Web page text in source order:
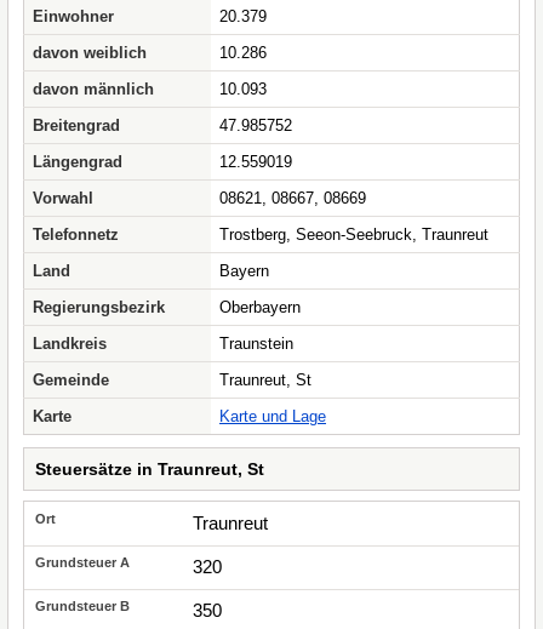
Einwohner
20.379
davon weiblich
10.286
davon männlich
10.093
Breitengrad
47.985752
Längengrad
12.559019
Vorwahl
08621, 08667, 08669
Telefonnetz
Trostberg, Seeon-Seebruck, Traunreut
Land
Bayern
Regierungsbezirk
Oberbayern
Landkreis
Traunstein
Gemeinde
Traunreut, St
Karte
Karte und Lage
Steuersätze in Traunreut, St
Traunreut
320
350